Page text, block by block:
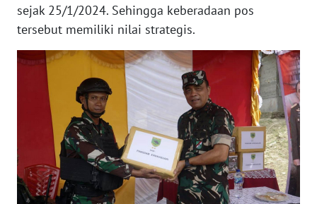
sejak 25/1/2024. Sehingga keberadaan pos
tersebut memiliki nilai strategis.
WN
PAPUA
WN
PAPUA
BARAT
WN